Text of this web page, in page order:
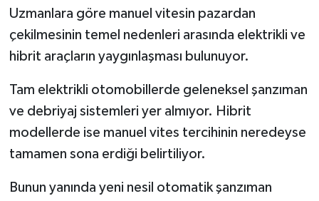
Uzmanlara göre manuel vitesin pazardan
çekilmesinin temel nedenleri arasında elektrikli ve
hibrit araçların yaygınlaşması bulunuyor.
Tam elektrikli otomobillerde geleneksel şanzıman
ve debriyaj sistemleri yer almıyor. Hibrit
modellerde ise manuel vites tercihinin neredeyse
tamamen sona erdiği belirtiliyor.
Bunun yanında yeni nesil otomatik şanzıman